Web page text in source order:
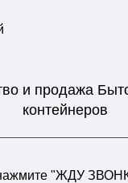
и продажа
контейнеров
"ЖДУ